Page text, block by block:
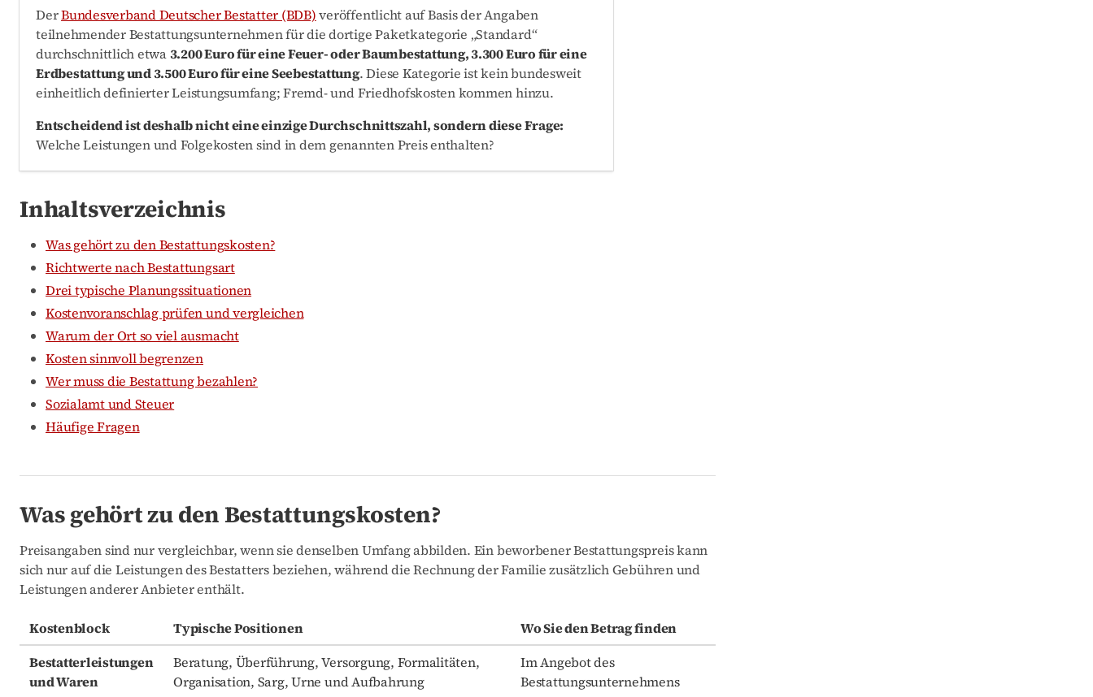
DerBundesverband Deutscher Bestatter (BDB)veröffentlicht auf Basis der Angaben
teilnehmender Bestattungsunternehmen für die dortige Paketkategorie „Standard“
durchschnittlich etwa3.200 Euro für eine Feuer- oder Baumbestattung, 3.300 Euro für eine
Erdbestattung und 3.500 Euro für eine Seebestattung. Diese Kategorie ist kein bundesweit
einheitlich definierter Leistungsumfang; Fremd- und Friedhofskosten kommen hinzu.
Entscheidend ist deshalb nicht eine einzige Durchschnittszahl, sondern diese Frage:
Welche Leistungen und Folgekosten sind in dem genannten Preis enthalten?
Inhaltsverzeichnis
Was gehört zu den Bestattungskosten?
Richtwerte nach Bestattungsart
Drei typische Planungssituationen
Kostenvoranschlag prüfen und vergleichen
Warum der Ort so viel ausmacht
Kosten sinnvoll begrenzen
Wer muss die Bestattung bezahlen?
Sozialamt und Steuer
Häufige Fragen
Was gehört zu den Bestattungskosten?
Preisangaben sind nur vergleichbar, wenn sie denselben Umfang abbilden. Ein beworbener Bestattungspreis kann
sich nur auf die Leistungen des Bestatters beziehen, während die Rechnung der Familie zusätzlich Gebühren und
Leistungen anderer Anbieter enthält.
Kostenblock Typische Positionen
Wo Sie den Betrag finden
Bestatterleistungen
und Waren
Beratung, Überführung, Versorgung, Formalitäten,
Organisation, Sarg, Urne und Aufbahrung
Im Angebot des
Bestattungsunternehmens